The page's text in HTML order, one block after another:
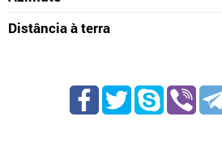
Distância à terra